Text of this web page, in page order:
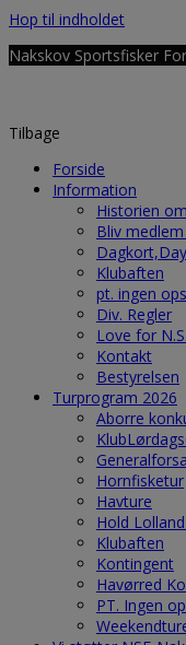
Hop til indholdet
Nakskov Sportsfisker
Tilbage
Forside
Information
Historien
Bliv
Klubaften
pt. ingen
Div. Regler
Love for
Kontakt
Bestyrelsen
Turprogram 2026
Aborre
Hornfisketur
Havture
Hold
Klubaften
Kontingent
Havørred
PT. Ingen